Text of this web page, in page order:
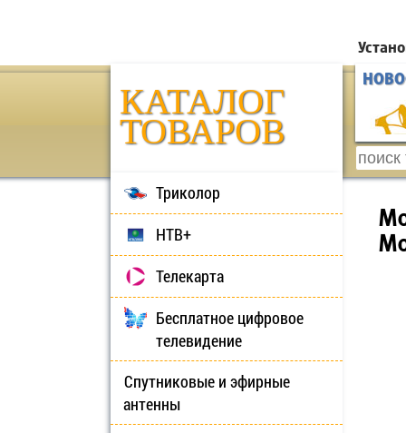
КАТАЛОГ
ТОВАРОВ
Триколор
НТВ+
Телекарта
Бесплатное цифровое
телевидение
Спутниковые и эфирные
антенны